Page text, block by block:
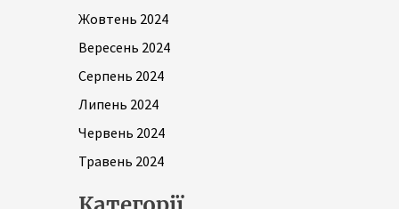
Жовтень 2024
Вересень 2024
Серпень 2024
Липень 2024
Червень 2024
Травень 2024